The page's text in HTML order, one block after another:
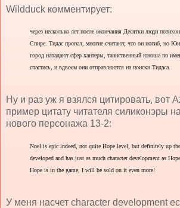
Wildduck комментирует:
через несколько лет после окончания Десятки люди
Спире. Тидас пропал, многие считают, что он погиб, но
город нападают сфер хантеры, таинственный юноша по
спастись, и вдвоем они отправляются на поиски Тидаса.
Ну и раз уж я взялся цитировать, вот
пример цитату читателя силиконэры
нового персонажа 13-2:
Noel is epic indeed, not quite Hope level, but definitely up
developed and has just as much character development as
Hope is in the game, I will be sold on it even more!
У меня насчет character development